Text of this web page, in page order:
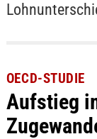
OECD-STUDIE
Aufstieg